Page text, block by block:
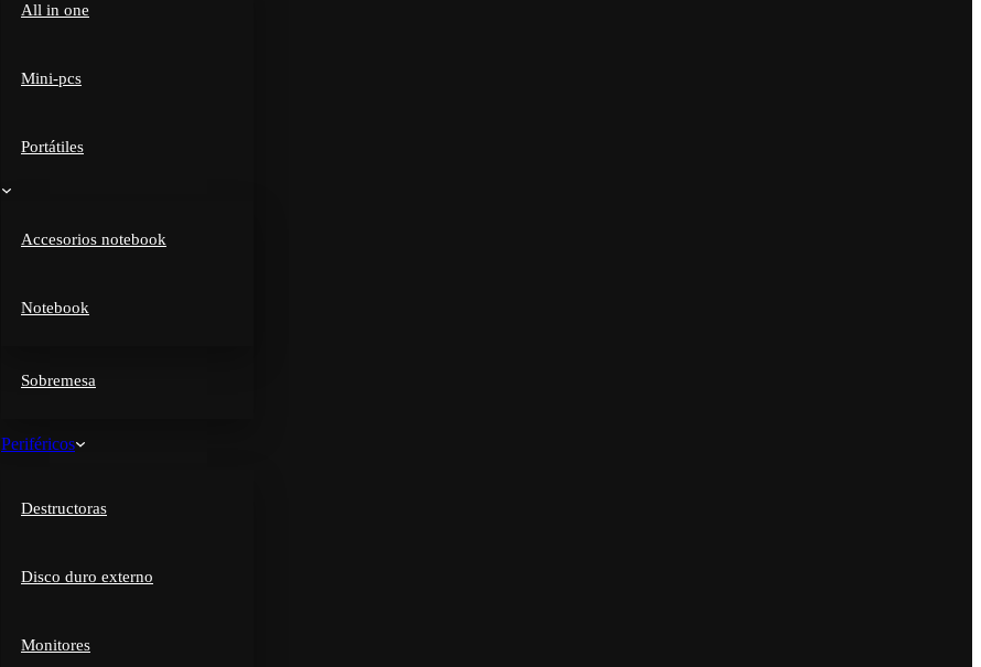
All in one
Mini-pcs
Portátiles
Accesorios notebook
Notebook
Sobremesa
Periféricos
Destructoras
Disco duro externo
Monitores